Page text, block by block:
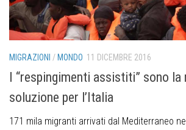
MIGRAZIONI / MONDO 11 DICEMBRE 2016
I “respingimenti assistiti” sono
soluzione per l’Italia
171 mila migranti arrivati dal Mediterraneo